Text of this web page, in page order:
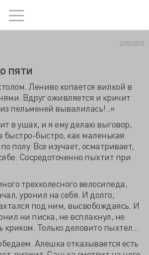
2/25/2015
пяти
Лениво копается вилкой в
Вдруг оживляется и кричит
пельменей вывалилась!..»
в ушах, и я ему делаю выговор,
быстро, как маленькая
полу. Все изучает, осматривает,
Сосредоточенно пыхтит при
трехколесного велосипеда,
уронил на себя. И долго,
под ним, высвобождаясь. И
ни писка, не всплакнул, не
Только деловито пыхтел...
Алешка отказывается есть